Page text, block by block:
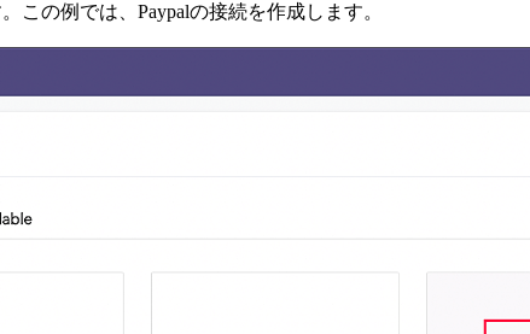
この例では、Paypalの接続を作成します。